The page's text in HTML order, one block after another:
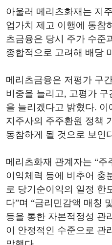
아울러 메리츠화재는 지
업가치 제고 이행에 동참
츠금융은 당시 주가 수준
종합적으로 고려해 배당
메리츠금융은 저평가 구
비중을 늘리고, 고평가
을 늘리겠다고 밝혔다.
지주사의 주주환원 정책
동참하게 될 것으로 보인
메리츠화재 관계자는 “
이익체력 등에 비추어 충
로 당기순이익의 일정 한
다”며 “금리민감액 매칭
등을 통한 자본적정성 관
이 안정적인 수준으로 관